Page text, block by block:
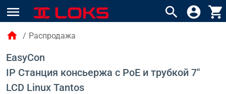
menu search account_circle shopping_cart
home / Распродажа
EasyCon
IP Станция консьержа с PoE и трубкой 7"
LCD Linux Tantos